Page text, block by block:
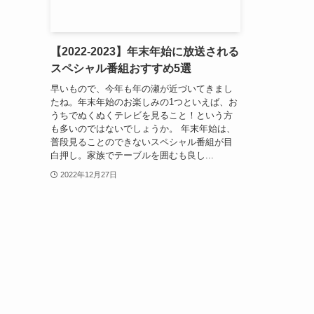
【2022-2023】年末年始に放送される
スペシャル番組おすすめ5選
早いもので、今年も年の瀬が近づいてきまし
たね。年末年始のお楽しみの1つといえば、お
うちでぬくぬくテレビを見ること！という方
も多いのではないでしょうか。 年末年始は、
普段見ることのできないスペシャル番組が目
白押し。家族でテーブルを囲むも良し...
2022年12月27日